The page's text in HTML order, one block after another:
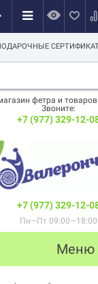
фетра и
Звоните:
+7 (977) 329-12-
+7 (977) 329-12-
Пн—Пт 09:00—18:00
Меню